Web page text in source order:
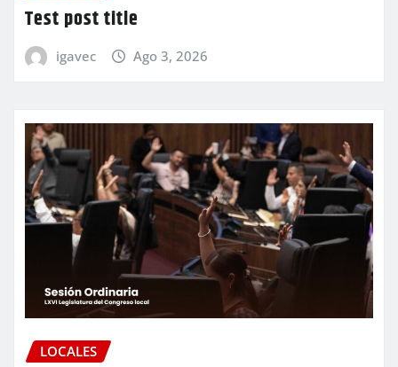
Test post title
igavec Ago 3, 2026
LOCALES